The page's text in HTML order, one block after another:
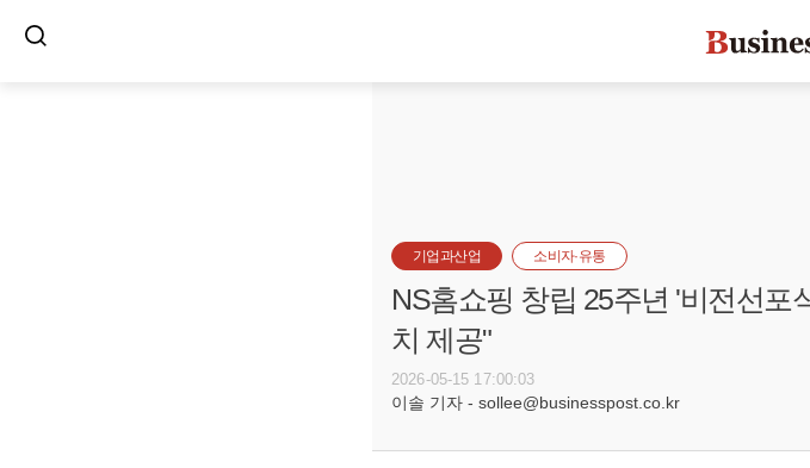
기업과산업 소비자·유통
NS홈쇼핑 창립 25주년 '비전선포
치 제공"
2026-05-15 17:00:03
이솔 기자 - sollee@businesspost.co.kr